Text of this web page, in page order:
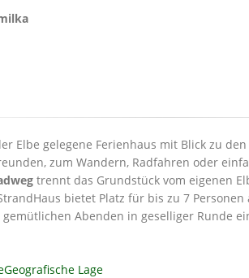
Elbe gelegene Ferienhaus mit Blick zu
zum Wandern, Radfahren oder
trennt das Grundstück vom eigenen
bietet Platz für bis zu 7
Abenden in geselliger Runde
Geografische Lage